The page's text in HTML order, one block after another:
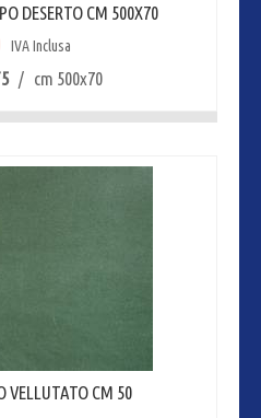
DESERTO CM 500X70
IVA Inclusa
/ cm 500x70
VELLUTATO CM 50